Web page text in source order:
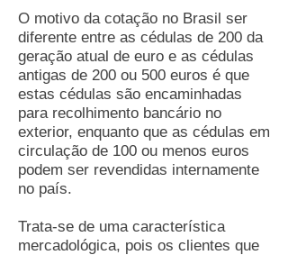
O motivo da cotação no Brasil ser
diferente entre as cédulas de 200 da
geração atual de euro e as cédulas
antigas de 200 ou 500 euros é que
estas cédulas são encaminhadas
para recolhimento bancário no
exterior, enquanto que as cédulas em
circulação de 100 ou menos euros
podem ser revendidas internamente
no país.
Trata-se de uma característica
mercadológica, pois os clientes que